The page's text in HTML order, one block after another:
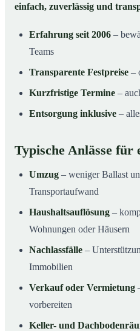
einfach, zuverlässig und
Erfahrung seit 2006 –
Teams
Transparente Festpreise –
Kurzfristige Termine –
Entsorgung inklusive –
Typische Anlässe für
Umzug – weniger Ballast
Transportaufwand
Haushaltsauflösung –
Wohnungen oder Häusern
Nachlassfälle –
Immobilien
Verkauf oder Vermietung
vorbereiten
Keller- und